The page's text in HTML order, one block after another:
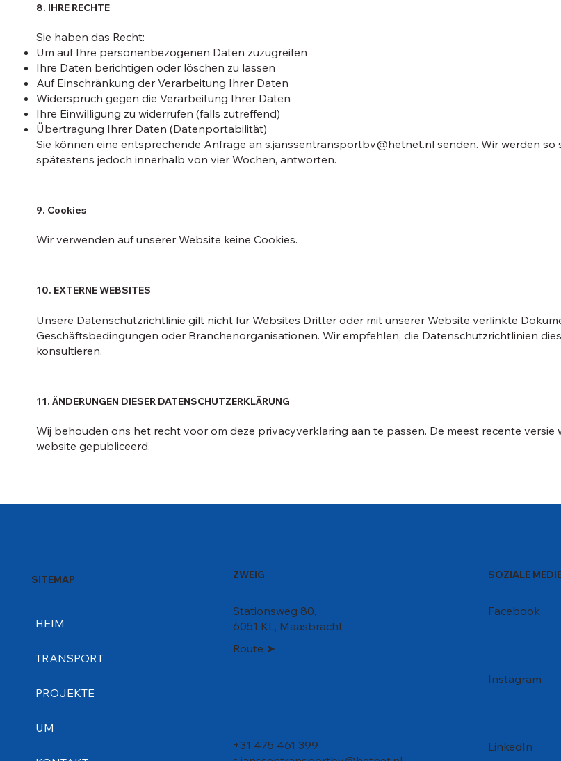
8. IHRE RECHTE
Sie haben das Recht:
Um auf Ihre personenbezogenen Daten zuzugreifen
Ihre Daten berichtigen oder löschen zu lassen
Auf Einschränkung der Verarbeitung Ihrer Daten
Widerspruch gegen die Verarbeitung Ihrer Daten
Ihre Einwilligung zu widerrufen (falls zutreffend)
Übertragung Ihrer Daten (Datenportabilität)
Sie können eine entsprechende Anfrage ans.janssentransportbv@hetnet.nl senden. Wir werden so
spätestens jedoch innerhalb von vier Wochen, antworten.
9. Cookies
Wir verwenden auf unserer Website keine Cookies.
10. EXTERNE WEBSITES
Unsere Datenschutzrichtlinie gilt nicht für Websites Dritter oder mit unserer Website verlinkte
Geschäftsbedingungen oder Branchenorganisationen. Wir empfehlen, die Datenschutzrichtlinien
konsultieren.
11. ÄNDERUNGEN DIESER DATENSCHUTZERKLÄRUNG
Wij behouden ons het recht voor om deze privacyverklaring aan te passen. De meest recente versie
website gepubliceerd.
HEIM
TRANSPORT
PROJEKTE
UM
SITEMAP ZWEIG
Stationsweg 80,
6051 KL, Maasbracht
Route ➤
+31 475 461 399
SOZIALE
Facebook
Instagram
LinkedIn